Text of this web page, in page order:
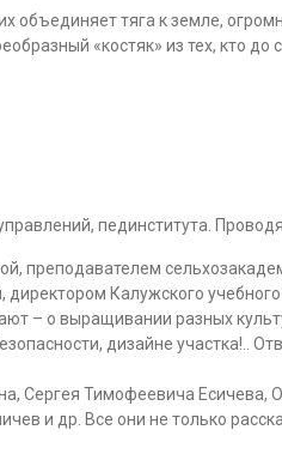
объединяет тяга к земле,
«костяк» из тех, кто до
пединститута.
преподавателем
Калужского
– о выращивании разных
дизайне участка!..
Сергея Тимофеевича Есичева,
и др. Все они не только